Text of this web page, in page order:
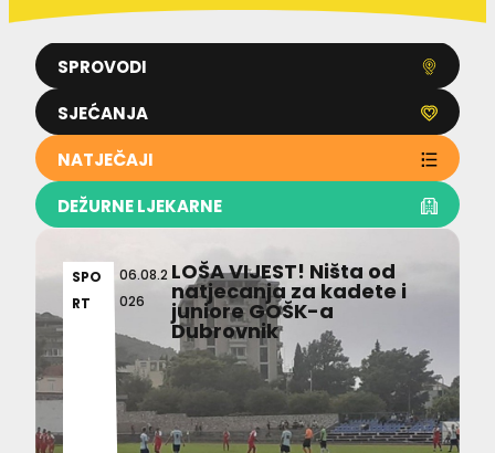
SPROVODI
SJEĆANJA
NATJEČAJI
DEŽURNE LJEKARNE
SPO
RT
06.08.2
026
LOŠA VIJEST! Ništa od
natjecanja za kadete i
juniore GOŠK-a
Dubrovnik